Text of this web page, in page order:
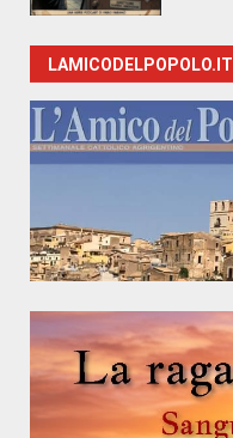
LAMICODELPOPOLO.IT